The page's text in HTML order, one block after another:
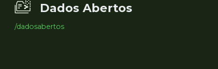
Dados Abertos
/dadosabertos